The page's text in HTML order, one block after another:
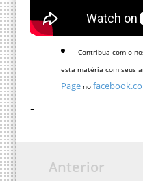
Contribua com o
esta matéria com seus
Page no
-
Anterior